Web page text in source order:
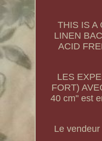
THIS IS A
LINEN
ACID
LES
FORT)
40 cm" est
Le